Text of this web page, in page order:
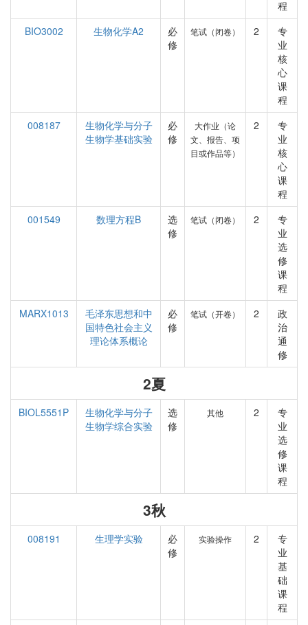
程
BIO3002
生物化学A2
必
修
笔试（闭卷） 2
专
业
核
心
课
程
008187
生物化学与分子
生物学基础实验
必
修
大作业（论
文、报告、项
目或作品等）
2
专
业
核
心
课
程
001549
数理方程B
选
修
笔试（闭卷） 2
专
业
选
修
课
程
MARX1013
毛泽东思想和中
国特色社会主义
理论体系概论
必
修
笔试（开卷） 2
政
治
通
修
2夏
BIOL5551P
生物化学与分子
生物学综合实验
选
修
其他 2
专
业
选
修
课
程
3秋
008191 生理学实验
必
修
实验操作 2
专
业
基
础
课
程